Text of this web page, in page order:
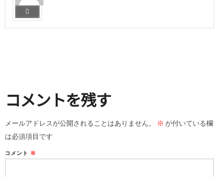
コメントを残す
メールアドレスが公開されることはありません。 ※ が付いている欄
は必須項目です
コメント ※